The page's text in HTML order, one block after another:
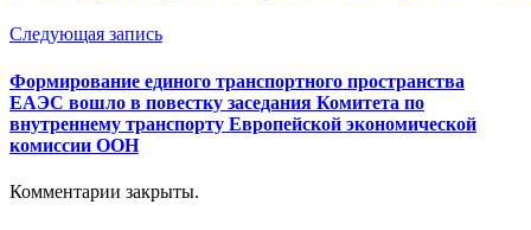
Следующая запись
Формирование единого транспортного пространства
ЕАЭС вошло в повестку заседания Комитета по
внутреннему транспорту Европейской экономической
комиссии ООН
Комментарии закрыты.